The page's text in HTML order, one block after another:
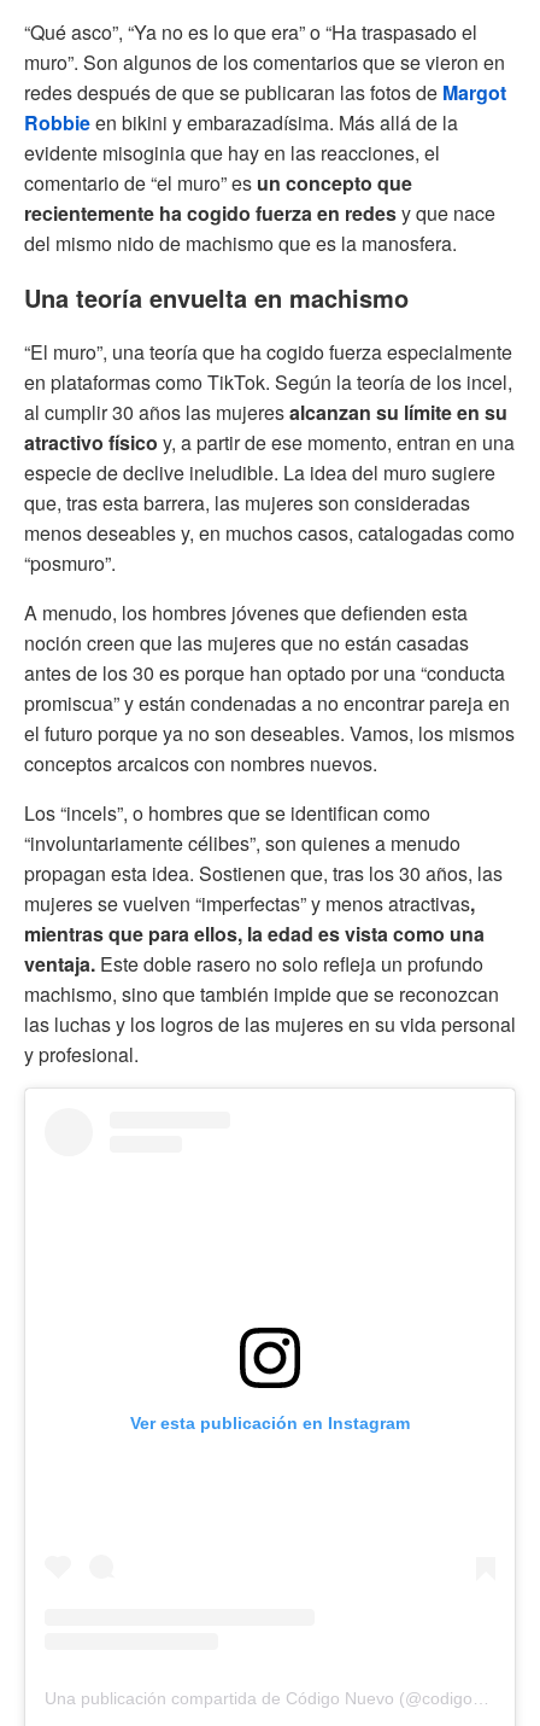
“Qué asco”, “Ya no es lo que era” o “Ha traspasado el
muro”. Son algunos de los comentarios que se vieron en
redes después de que se publicaran las fotos de Margot
Robbieen bikini y embarazadísima. Más allá de la
evidente misoginia que hay en las reacciones, el
comentario de “el muro” es un concepto que
recientemente ha cogido fuerza en redesy que nace
del mismo nido de machismo que es la manosfera.
Una teoría envuelta en machismo
“El muro”, una teoría que ha cogido fuerza especialmente
en plataformas como TikTok. Según la teoría de los incel,
al cumplir 30 años las mujeresalcanzan su límite en su
atractivo físico y, a partir de ese momento, entran en una
especie de declive ineludible. La idea del muro sugiere
que, tras esta barrera, las mujeres son consideradas
menos deseables y, en muchos casos, catalogadas como
“posmuro”.
A menudo, los hombres jóvenes que defienden esta
noción creen que las mujeres que no están casadas
antes de los 30 es porque han optado por una “conducta
promiscua” y están condenadas a no encontrar pareja en
el futuro porque ya no son deseables. Vamos, los mismos
conceptos arcaicos con nombres nuevos.
Los “incels”, o hombres que se identifican como
“involuntariamente célibes”, son quienes a menudo
propagan esta idea. Sostienen que, tras los 30 años, las
mujeres se vuelven “imperfectas” y menos atractivas,
mientras que para ellos, la edad es vista como una
ventaja. Este doble rasero no solo refleja un profundo
machismo, sino que también impide que se reconozcan
las luchas y los logros de las mujeres en su vida personal
y profesional.
Ver esta publicación en Instagram